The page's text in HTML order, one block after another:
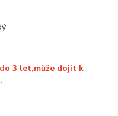
3 let,může dojit k